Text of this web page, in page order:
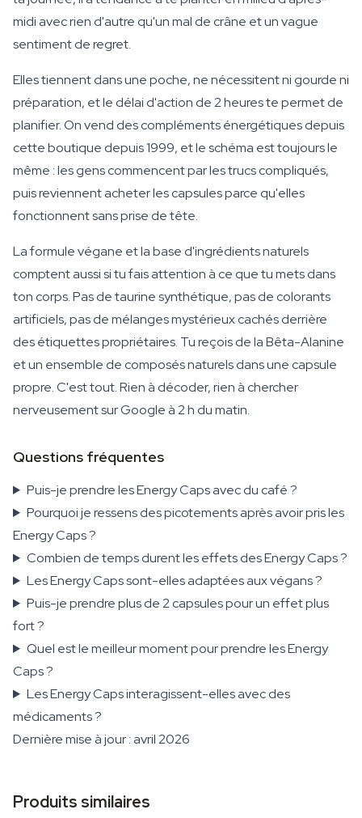
midi avec rien d'autre qu'un mal de crâne et un vague
sentiment de regret.
Elles tiennent dans une poche, ne nécessitent ni gourde ni
préparation, et le délai d'action de 2 heures te permet de
planifier. On vend des compléments énergétiques depuis
cette boutique depuis 1999, et le schéma est toujours le
même : les gens commencent par les trucs compliqués,
puis reviennent acheter les capsules parce qu'elles
fonctionnent sans prise de tête.
La formule végane et la base d'ingrédients naturels
comptent aussi si tu fais attention à ce que tu mets dans
ton corps. Pas de taurine synthétique, pas de colorants
artificiels, pas de mélanges mystérieux cachés derrière
des étiquettes propriétaires. Tu reçois de la Bêta-Alanine
et un ensemble de composés naturels dans une capsule
propre. C'est tout. Rien à décoder, rien à chercher
nerveusement sur Google à 2 h du matin.
Questions fréquentes
Puis-je prendre les Energy Caps avec du café ?
Pourquoi je ressens des picotements après avoir pris les
Energy Caps ?
Combien de temps durent les effets des Energy Caps ?
Les Energy Caps sont-elles adaptées aux végans ?
Puis-je prendre plus de 2 capsules pour un effet plus
fort ?
Quel est le meilleur moment pour prendre les Energy
Caps ?
Les Energy Caps interagissent-elles avec des
médicaments ?
Dernière mise à jour : avril 2026
Produits similaires